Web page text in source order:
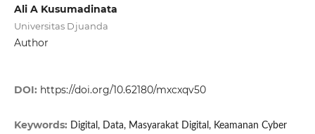
Ali A Kusumadinata
Universitas Djuanda
Author
DOI: https://doi.org/10.62180/mxcxqv50
Keywords: Digital, Data, Masyarakat Digital, Keamanan Cyber